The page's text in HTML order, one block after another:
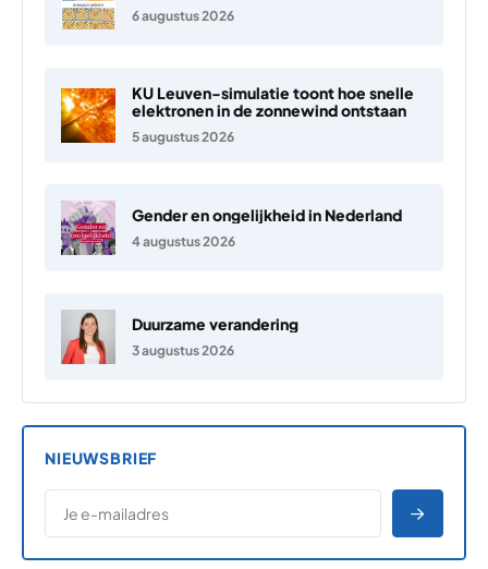
6 augustus 2026
KU Leuven-simulatie toont hoe snelle
elektronen in de zonnewind ontstaan
5 augustus 2026
Gender en ongelijkheid in Nederland
4 augustus 2026
Duurzame verandering
3 augustus 2026
NIEUWSBRIEF
E-MAILADRES
*